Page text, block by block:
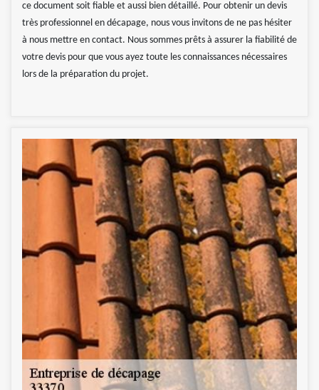
ce document soit fiable et aussi bien détaillé. Pour obtenir un devis
très professionnel en décapage, nous vous invitons de ne pas hésiter
à nous mettre en contact. Nous sommes prêts à assurer la fiabilité de
votre devis pour que vous ayez toute les connaissances nécessaires
lors de la préparation du projet.